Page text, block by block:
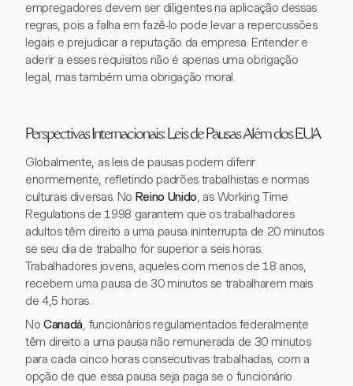
empregadores devem ser diligentes na aplicação dessas
regras, pois a falha em fazê-lo pode levar a repercussões
legais e prejudicar a reputação da empresa. Entender e
aderir a esses requisitos não é apenas uma obrigação
legal, mas também uma obrigação moral.
Perspectivas Internacionais: Leis de Pausas Além dos EUA
Globalmente, as leis de pausas podem diferir
enormemente, refletindo padrões trabalhistas e normas
culturais diversas. No Reino Unido, as Working Time
Regulations de 1998 garantem que os trabalhadores
adultos têm direito a uma pausa ininterrupta de 20 minutos
se seu dia de trabalho for superior a seis horas.
Trabalhadores jovens, aqueles com menos de 18 anos,
recebem uma pausa de 30 minutos se trabalharem mais
de 4,5 horas.
NoCanadá, funcionários regulamentados federalmente
têm direito a uma pausa não remunerada de 30 minutos
para cada cinco horas consecutivas trabalhadas, com a
opção de que essa pausa seja paga se o funcionário